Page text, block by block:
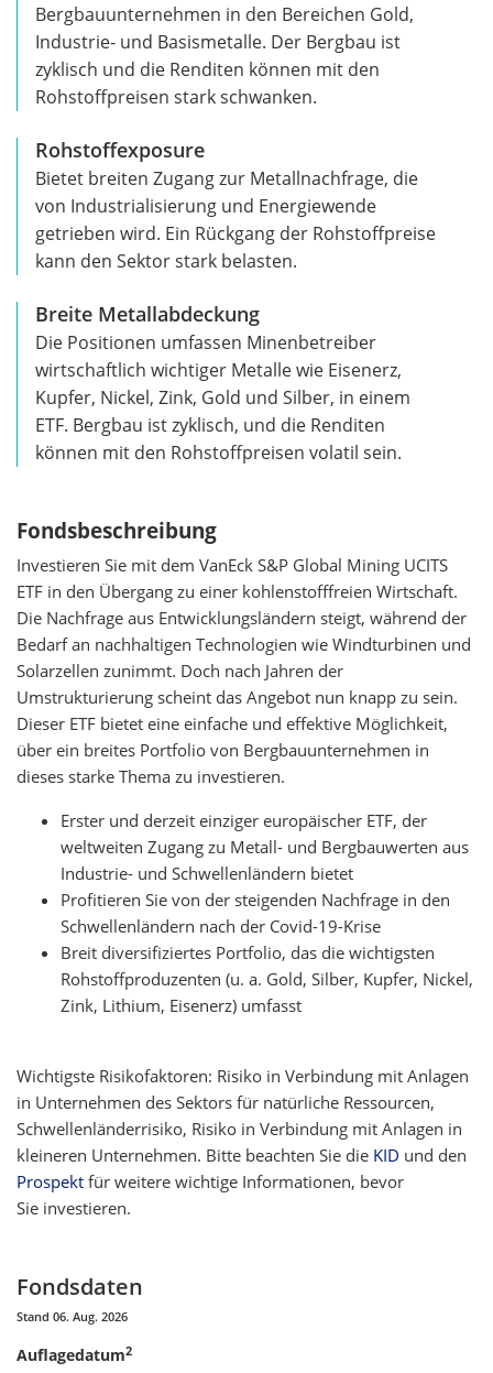
Bergbauunternehmen in den Bereichen Gold,
Industrie- und Basismetalle. Der Bergbau ist
zyklisch und die Renditen können mit den
Rohstoffpreisen stark schwanken.
Rohstoffexposure
Bietet breiten Zugang zur Metallnachfrage, die
von Industrialisierung und Energiewende
getrieben wird. Ein Rückgang der Rohstoffpreise
kann den Sektor stark belasten.
Breite Metallabdeckung
Die Positionen umfassen Minenbetreiber
wirtschaftlich wichtiger Metalle wie Eisenerz,
Kupfer, Nickel, Zink, Gold und Silber, in einem
ETF. Bergbau ist zyklisch, und die Renditen
können mit den Rohstoffpreisen volatil sein.
Fondsbeschreibung
Investieren Sie mit dem VanEck S&P Global Mining UCITS
ETF in den Übergang zu einer kohlenstofffreien Wirtschaft.
Die Nachfrage aus Entwicklungsländern steigt, während der
Bedarf an nachhaltigen Technologien wie Windturbinen und
Solarzellen zunimmt. Doch nach Jahren der
Umstrukturierung scheint das Angebot nun knapp zu sein.
Dieser ETF bietet eine einfache und effektive Möglichkeit,
über ein breites Portfolio von Bergbauunternehmen in
dieses starke Thema zu investieren.
Erster und derzeit einziger europäischer ETF, der
weltweiten Zugang zu Metall- und Bergbauwerten aus
Industrie- und Schwellenländern bietet
Profitieren Sie von der steigenden Nachfrage in den
Schwellenländern nach der Covid-19-Krise
Breit diversifiziertes Portfolio, das die wichtigsten
Rohstoffproduzenten (u. a. Gold, Silber, Kupfer, Nickel,
Zink, Lithium, Eisenerz) umfasst
Wichtigste Risikofaktoren: Risiko in Verbindung mit Anlagen
in Unternehmen des Sektors für natürliche Ressourcen,
Schwellenländerrisiko, Risiko in Verbindung mit Anlagen in
kleineren Unternehmen. Bitte beachten Sie die KID und den
Prospekt für weitere wichtige Informationen, bevor
Sie investieren.
Fondsdaten
Stand 06. Aug. 2026
Auflagedatum2